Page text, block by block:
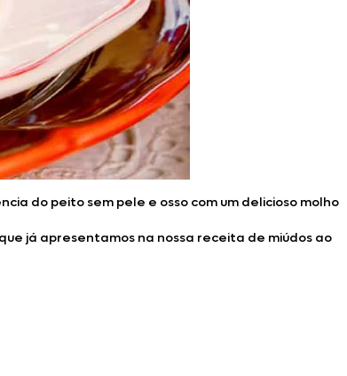
do peito sem pele e osso com um delicioso molho
já apresentamos na nossa receita de miúdos ao